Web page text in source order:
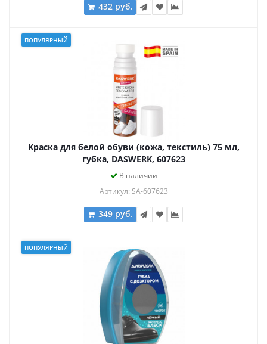
432 руб.
ПОПУЛЯРНЫЙ
Краска для белой обуви (кожа, текстиль) 75 мл,
губка, DASWERK, 607623
В наличии
Артикул: SA-607623
349 руб.
ПОПУЛЯРНЫЙ